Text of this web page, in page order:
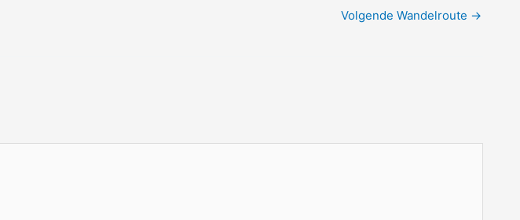
Volgende Wandelroute →